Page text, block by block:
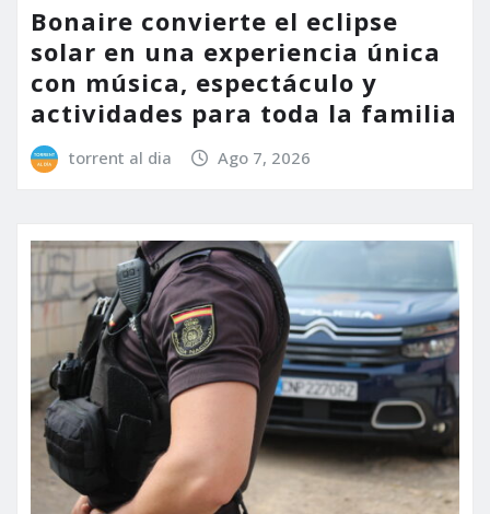
Bonaire convierte el eclipse
solar en una experiencia única
con música, espectáculo y
actividades para toda la familia
torrent al dia Ago 7, 2026